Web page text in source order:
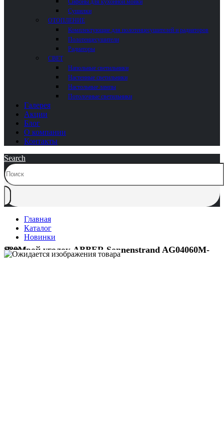
Сифоны для кухонной мойки
Сушилки
ОТОПЛЕНИЕ
Комплектующие для полотенцесушителей и радиаторов
Полотенцесушители
Радиаторы
СВЕТ
Напольные светильники
Настенные светильники
Настольные лампы
Потолочные светильники
Галерея
Акции
Блог
О компании
Контакты
Search
Главная
Каталог
Новинки
Душевой уголок ABBER Sonnenstrand AG04060M-S80M